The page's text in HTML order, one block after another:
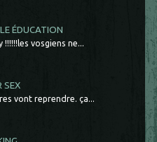
ÉDUCATION
vosgiens ne...
SEX
vont reprendre. ça...